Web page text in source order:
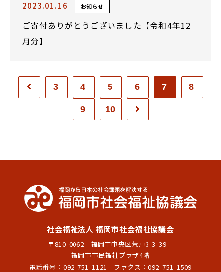
2023.01.16 お知らせ
ご寄付ありがとうございました【令和4年12
月分】
3 4 5 6 7 8
9 10
社会福祉法人 福岡市社会福祉協議会
〒810-0062 福岡市中央区荒戸3-3-39
福岡市市民福祉プラザ4階
電話番号： 092-751-1121 ファクス：092-751-1509